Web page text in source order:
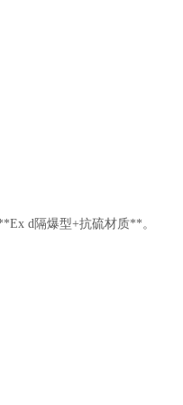
d隔爆型+抗硫材质**。